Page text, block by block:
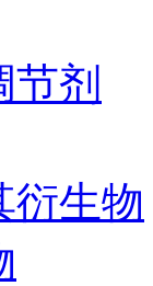
剂
衍生物